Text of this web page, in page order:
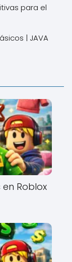
para el
| JAVA
Roblox